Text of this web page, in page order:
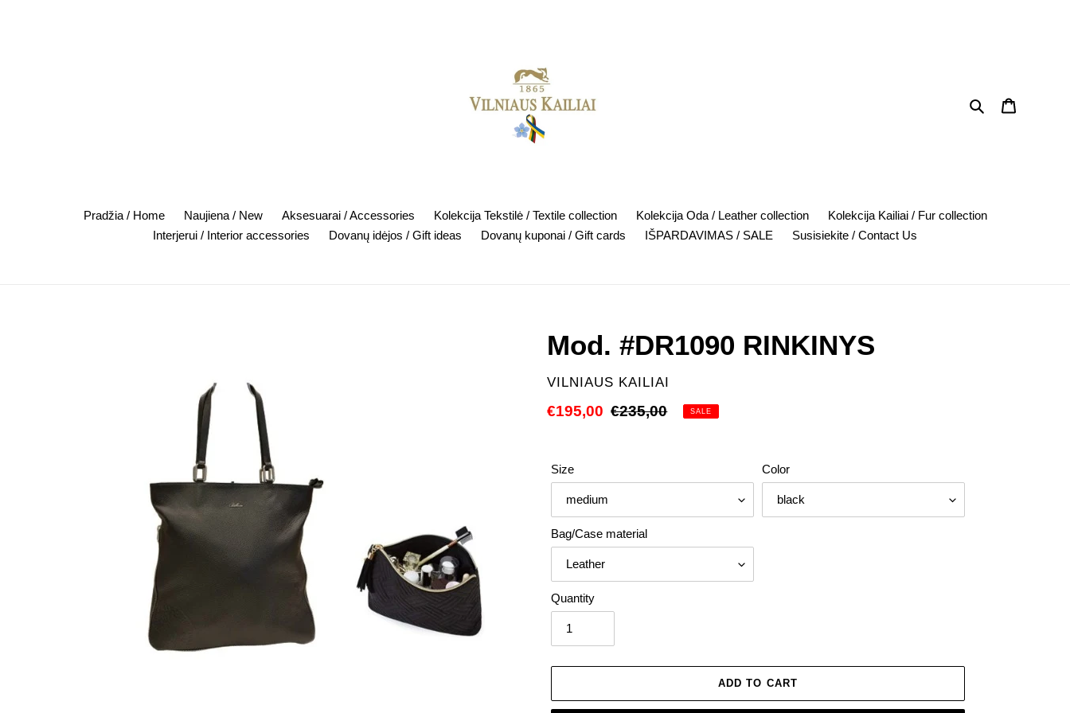
Search
Pradžia / Home Naujiena / New Aksesuarai / Accessories Kolekcija Tekstilė / Textile collection Kolekcija Oda / Leather collection
Kolekcija Kailiai / Fur collection
Interjerui / Interior accessories
Dovanų idėjos / Gift ideas Dovanų kuponai / Gift cards IŠPARDAVIMAS / SALE Susisiekite / Contact Us
Mod. #DR1090 RINKINYS
VENDOR
VILNIAUS KAILIAI
Sale
€195,00 Regular
€235,00 SALE
Size Color
Bag/Case material
Quantity
ADD TO CART